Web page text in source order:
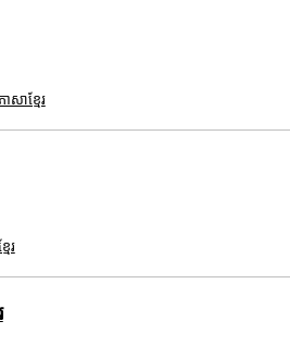
ាសាខ្មែរ
ែរ